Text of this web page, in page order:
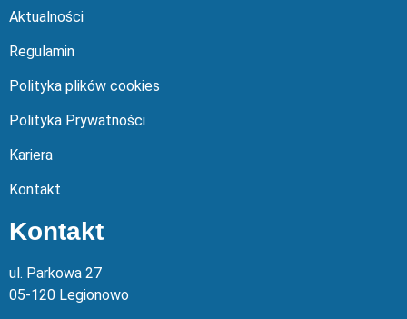
Aktualności
Regulamin
Polityka plików cookies
Polityka Prywatności
Kariera
Kontakt
Kontakt
ul. Parkowa 27
05-120 Legionowo